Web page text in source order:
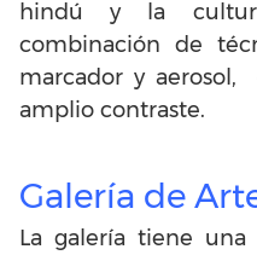
hindú y la
combinación de
marcador y aerosol,
amplio contraste.
Galería de
La galería tiene